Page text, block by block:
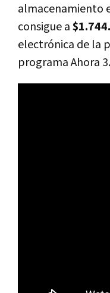
almacenamiento
consigue a
electrónica de la
programa Ahora 3.